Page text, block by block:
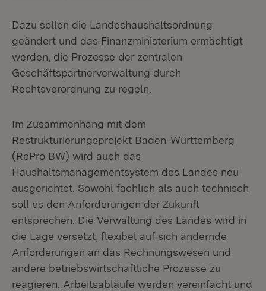
Dazu sollen die Landeshaushaltsordnung
geändert und das Finanzministerium ermächtigt
werden, die Prozesse der zentralen
Geschäftspartnerverwaltung durch
Rechtsverordnung zu regeln.
Im Zusammenhang mit dem
Restrukturierungsprojekt Baden-Württemberg
(RePro BW) wird auch das
Haushaltsmanagementsystem des Landes neu
ausgerichtet. Sowohl fachlich als auch technisch
soll es den Anforderungen der Zukunft
entsprechen. Die Verwaltung des Landes wird in
die Lage versetzt, flexibel auf sich ändernde
Anforderungen an das Rechnungswesen und
andere betriebswirtschaftliche Prozesse zu
reagieren. Arbeitsabläufe werden vereinfacht und